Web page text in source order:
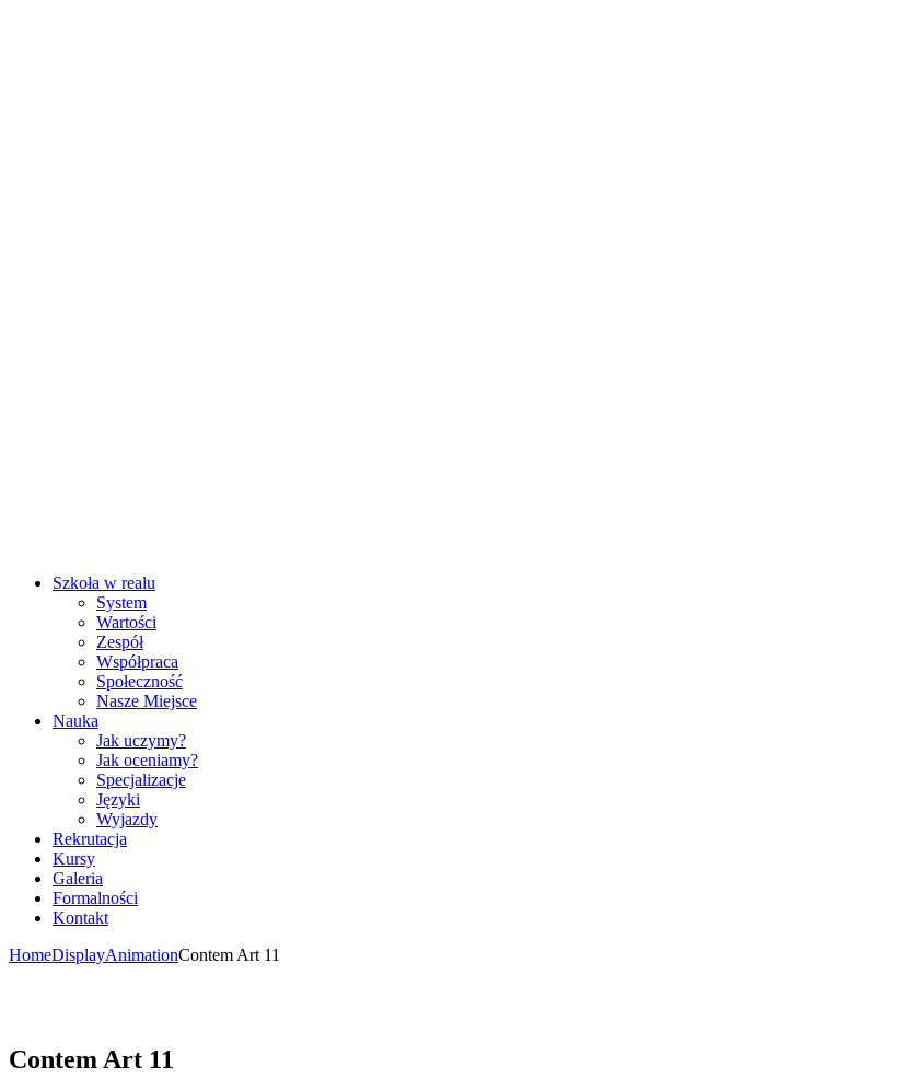
Szkoła w realu
System
Wartości
Zespół
Współpraca
Społeczność
Nasze Miejsce
Nauka
Jak uczymy?
Jak oceniamy?
Specjalizacje
Języki
Wyjazdy
Rekrutacja
Kursy
Galeria
Formalności
Kontakt
HomeDisplayAnimationContem Art 11
Contem Art 11